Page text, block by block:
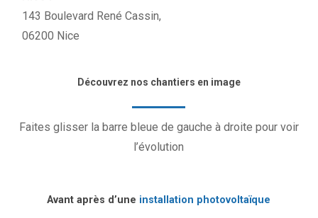
143 Boulevard René Cassin,
06200 Nice
Découvrez nos chantiers en image
Faites glisser la barre bleue de gauche à droite pour voir
l’évolution
Avant après d’une installation photovoltaïque